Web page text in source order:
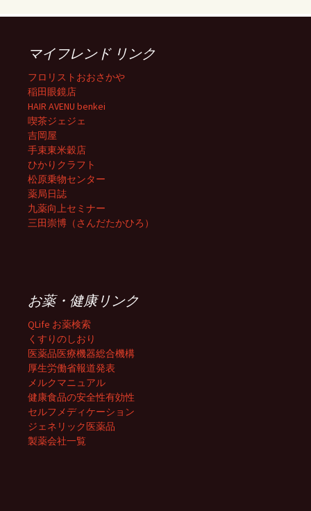
マイフレンド リンク
フロリストおおさかや
稲田眼鏡店
HAIR AVENU benkei
喫茶ジェジェ
吉岡屋
手束東米穀店
ひかりクラフト
松原乗物センター
薬局日誌
九薬向上セミナー
三田崇博（さんだたかひろ）
お薬・健康リンク
QLife お薬検索
くすりのしおり
医薬品医療機器総合機構
厚生労働省報道発表
メルクマニュアル
健康食品の安全性有効性
セルフメディケーション
ジェネリック医薬品
製薬会社一覧